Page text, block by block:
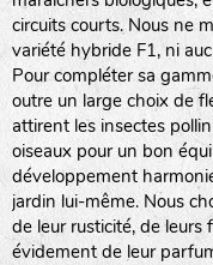
circuits courts. Nous ne
variété hybride F1, ni
Pour compléter sa
outre un large choix de
attirent les insectes
oiseaux pour un bon
développement
jardin lui-même. Nous
de leur rusticité, de leurs
évidement de leur